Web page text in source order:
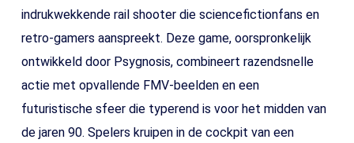
indrukwekkende rail shooter die sciencefictionfans en
retro-gamers aanspreekt. Deze game, oorspronkelijk
ontwikkeld door Psygnosis, combineert razendsnelle
actie met opvallende FMV-beelden en een
futuristische sfeer die typerend is voor het midden van
de jaren 90. Spelers kruipen in de cockpit van een